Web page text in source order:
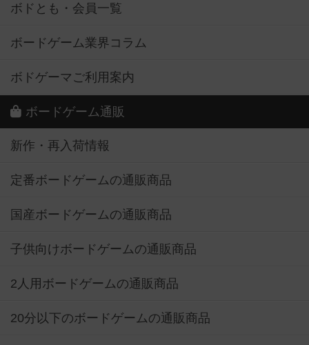
ボドとも・会員一覧
ボードゲーム業界コラム
ボドゲーマご利用案内
ボードゲーム通販
新作・再入荷情報
定番ボードゲームの通販商品
国産ボードゲームの通販商品
子供向けボードゲームの通販商品
2人用ボードゲームの通販商品
20分以下のボードゲームの通販商品